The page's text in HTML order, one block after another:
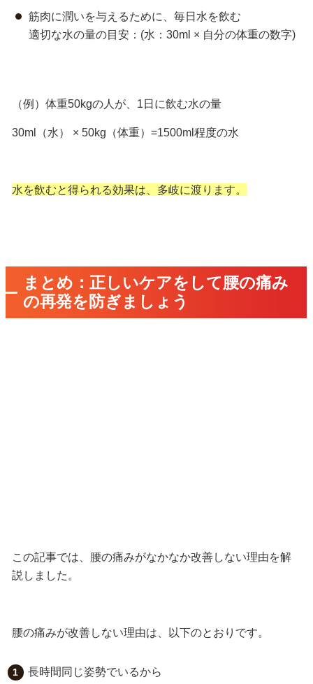
筋肉に潤いを与えるために、毎日水を飲む
適切な水の量の目安：(水：30ml × 自分の体重の数字)
（例）体重50kgの人が、1日に飲む水の量
30ml（水） × 50kg（体重）=1500ml程度の水
水を飲むと得られる効果は、多岐に渡ります。
まとめ：正しいケアをして腰の痛み
の再発を防ぎましょう
この記事では、腰の痛みがなかなか改善しない理由を解
説しました。
腰の痛みが改善しない理由は、以下のとおりです。
長時間同じ姿勢でいるから